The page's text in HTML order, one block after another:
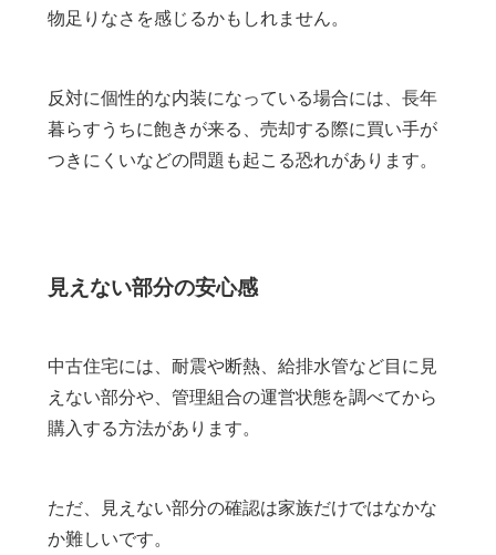
物足りなさを感じるかもしれません。
反対に個性的な内装になっている場合には、長年
暮らすうちに飽きが来る、売却する際に買い手が
つきにくいなどの問題も起こる恐れがあります。
見えない部分の安心感
中古住宅には、耐震や断熱、給排水管など目に見
えない部分や、管理組合の運営状態を調べてから
購入する方法があります。
ただ、見えない部分の確認は家族だけではなかな
か難しいです。